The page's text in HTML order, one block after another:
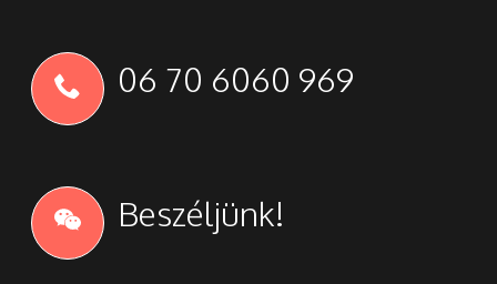
06 70 6060 969
Beszéljünk!